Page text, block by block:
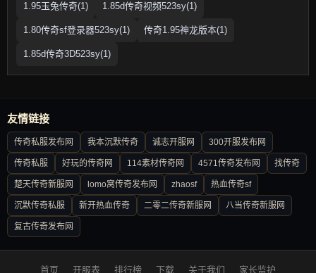
1.95玉兔传奇(1) 1.85d传奇视频523sy(1)
1.80传奇sf登录器523sy(1) 传奇1.95神龙版本(1)
1.85d传奇3D523sy(1)
友情链接
传奇私服发布网 我本沉默传奇 诚志开服网 300开服发布网
传奇私服 好玩的传奇网 114素材传奇网 4571传奇发布网 找传奇
楚天传奇新服网 lomo窝传奇发布网 zhaosf 热血传奇sf
沉默传奇私服 新开热血传奇 二零二传奇新服网 八当传奇新服网
复古传奇发布网
首页 开服表 排行榜 下载 关于我们 家长监护